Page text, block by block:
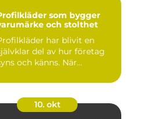
som bygger
och stolthet
har blivit en
del av hur företag
och känns. När...
10. okt